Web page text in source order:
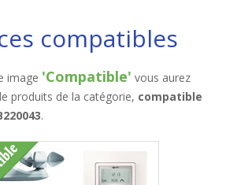
compatibles
image 'Compatible' vous aurez
produits de la catégorie, compatible
.